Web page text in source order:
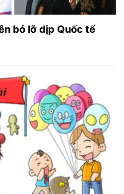
bỏ lỡ dịp Quốc tế